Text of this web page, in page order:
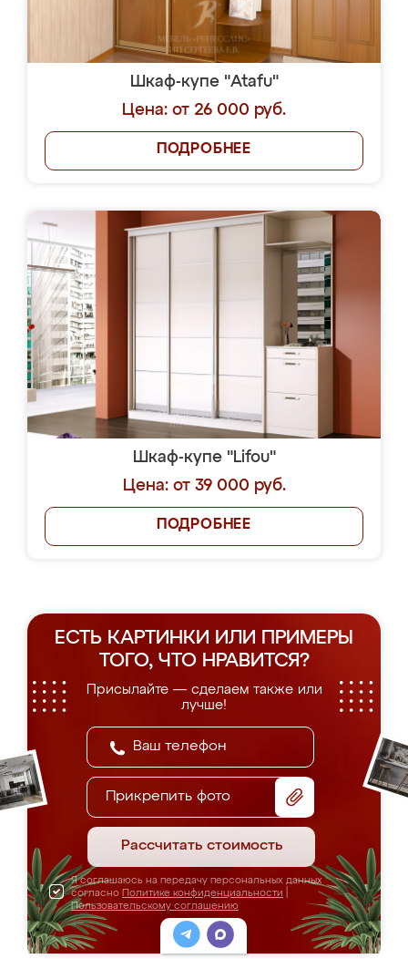
Шкаф-купе "Atafu"
Цена: от 26 000 руб.
ПОДРОБНЕЕ
Шкаф-купе "Lifou"
Цена: от 39 000 руб.
ПОДРОБНЕЕ
ЕСТЬ КАРТИНКИ ИЛИ ПРИМЕРЫ
ТОГО, ЧТО НРАВИТСЯ?
Присылайте — сделаем также или
лучше!
Прикрепить фото
Рассчитать стоимость
Я соглашаюсь на передачу персональных данных
согласно Политике конфиденциальности
Пользовательскому соглашению